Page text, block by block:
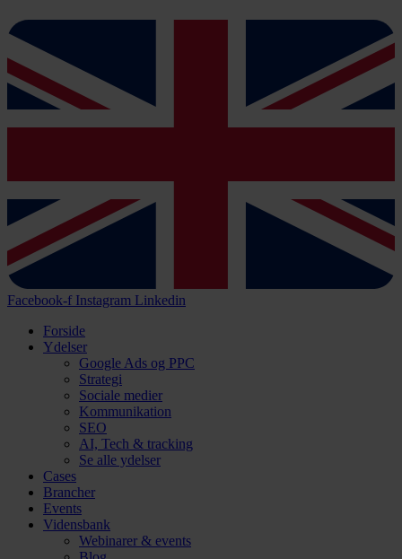
Facebook-f Instagram Linkedin
Forside
Ydelser
Google Ads og PPC
Strategi
Sociale medier
Kommunikation
SEO
AI, Tech & tracking
Se alle ydelser
Cases
Brancher
Events
Vidensbank
Webinarer & events